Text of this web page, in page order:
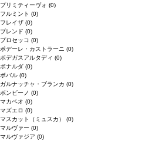
プリミティーヴォ (0)
フルミント (0)
フレイザ (0)
ブレンド (0)
プロセッコ (0)
ポデーレ・カストラーニ (0)
ボデガスアルタディ (0)
ボナルダ (0)
ボバル (0)
ガルナッチャ・ブランカ (0)
ボンビーノ (0)
マカベオ (0)
マズエロ (0)
マスカット（ミュスカ） (0)
マルヴァー (0)
マルヴァジア (0)